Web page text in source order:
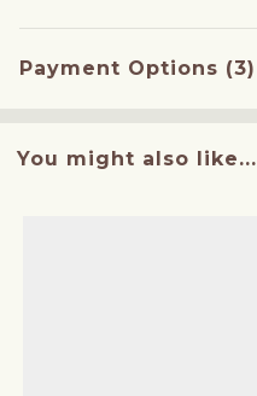
Payment Options (3)
You might also like...